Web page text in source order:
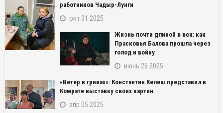
работников Чадыр-Лунги
окт 31 2025
Жизнь почти длиной в век: как
Прасковья Балова прошла через
голод и войну
июнь 26 2025
«Ветер в гривах»: Константин Келеш представил в
Комрате выставку своих картин
апр 05 2025